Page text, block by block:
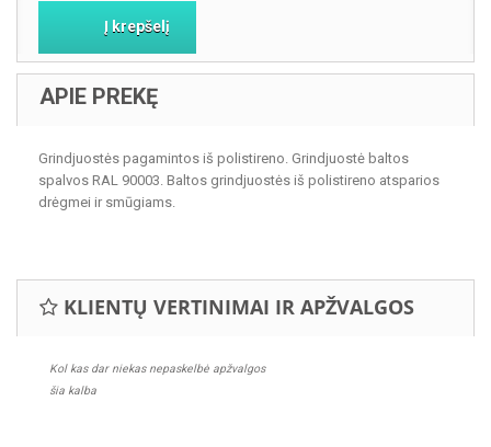
Į krepšelį
APIE PREKĘ
Grindjuostės pagamintos iš polistireno. Grindjuostė baltos
spalvos RAL 90003. Baltos grindjuostės iš polistireno atsparios
drėgmei ir smūgiams.
KLIENTŲ VERTINIMAI IR APŽVALGOS
Kol kas dar niekas nepaskelbė apžvalgos
šia kalba